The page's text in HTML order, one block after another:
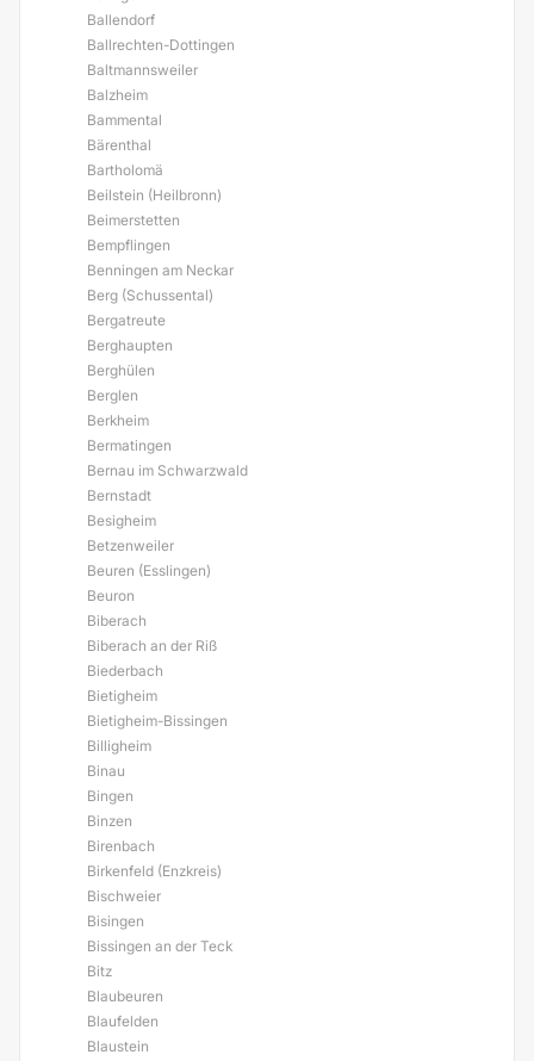
Ballendorf
Ballrechten-Dottingen
Baltmannsweiler
Balzheim
Bammental
Bärenthal
Bartholomä
Beilstein (Heilbronn)
Beimerstetten
Bempflingen
Benningen am Neckar
Berg (Schussental)
Bergatreute
Berghaupten
Berghülen
Berglen
Berkheim
Bermatingen
Bernau im Schwarzwald
Bernstadt
Besigheim
Betzenweiler
Beuren (Esslingen)
Beuron
Biberach
Biberach an der Riß
Biederbach
Bietigheim
Bietigheim-Bissingen
Billigheim
Binau
Bingen
Binzen
Birenbach
Birkenfeld (Enzkreis)
Bischweier
Bisingen
Bissingen an der Teck
Bitz
Blaubeuren
Blaufelden
Blaustein